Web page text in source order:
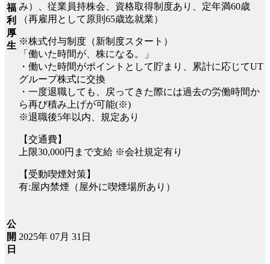
福
利
厚
生
み）、従業員持株会、資格取得制度あり、定年満60歳
（再雇用として原則65歳迄就業）
※株式付与制度（新制度スタート）
「働いた時間が、株になる。」
・働いた時間がポイントとして貯まり、累計に応じてUT
グループ株式に交換
・一度退職しても、戻ってきた際には過去の労働時間か
ら再び積み上げが可能(※)
※退職後5年以内、規定あり
【交通費】
上限30,000円まで支給 ※会社規定有り
【受動喫煙対策】
有:屋内禁煙（屋外に喫煙場所あり）
公
開
日
2025年 07月 31日